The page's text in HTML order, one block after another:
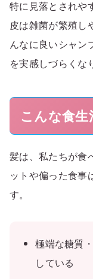
特に見落とされや
皮は雑菌が繁殖し
んなに良いシャン
を実感しづらくな
こんな食
髪は、私たちが食
ットや偏った食事
す。
極端な糖質
している